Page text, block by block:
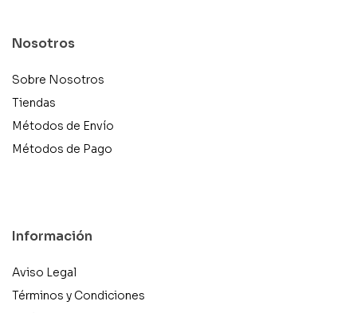
Nosotros
Sobre Nosotros
Tiendas
Métodos de Envío
Métodos de Pago
Información
Aviso Legal
Términos y Condiciones